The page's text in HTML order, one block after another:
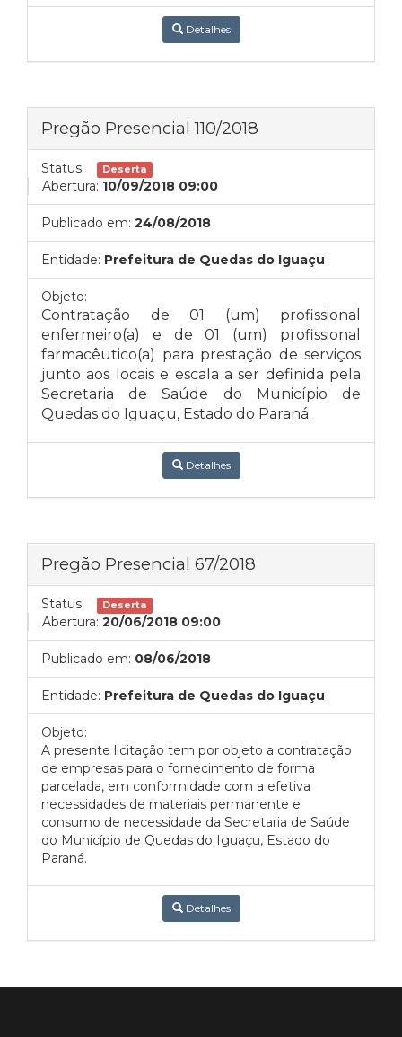
Detalhes
Pregão Presencial 110/2018
Status: Deserta
Abertura: 10/09/2018 09:00
Publicado em: 24/08/2018
Entidade: Prefeitura de Quedas do Iguaçu
Objeto:
Contratação de 01 (um) profissional
enfermeiro(a) e de 01 (um) profissional
farmacêutico(a) para prestação de serviços
junto aos locais e escala a ser definida pela
Secretaria de Saúde do Município de
Quedas do Iguaçu, Estado do Paraná.
Detalhes
Pregão Presencial 67/2018
Status: Deserta
Abertura: 20/06/2018 09:00
Publicado em: 08/06/2018
Entidade: Prefeitura de Quedas do Iguaçu
Objeto:
A presente licitação tem por objeto a contratação
de empresas para o fornecimento de forma
parcelada, em conformidade com a efetiva
necessidades de materiais permanente e
consumo de necessidade da Secretaria de Saúde
do Município de Quedas do Iguaçu, Estado do
Paraná.
Detalhes